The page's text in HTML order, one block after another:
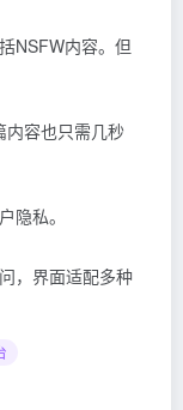
NSFW内容。但
内容也只需几秒
隐私。
，界面适配多种